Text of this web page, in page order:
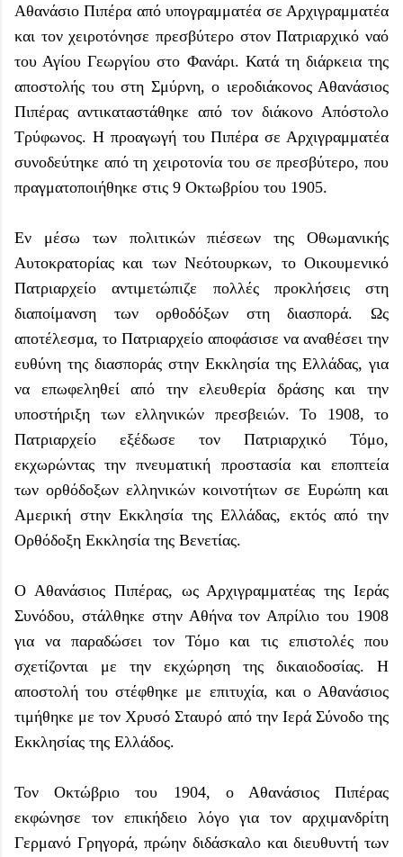
Αθανάσιο Πιπέρα από υπογραμματέα σε Αρχιγραμματέα
και τον χειροτόνησε πρεσβύτερο στον Πατριαρχικό ναό
του Αγίου Γεωργίου στο Φανάρι. Κατά τη διάρκεια της
αποστολής του στη Σμύρνη, ο ιεροδιάκονος Αθανάσιος
Πιπέρας αντικαταστάθηκε από τον διάκονο Απόστολο
Τρύφωνος. Η προαγωγή του Πιπέρα σε Αρχιγραμματέα
συνοδεύτηκε από τη χειροτονία του σε πρεσβύτερο, που
πραγματοποιήθηκε στις 9 Οκτωβρίου του 1905.
Εν μέσω των πολιτικών πιέσεων της Οθωμανικής
Αυτοκρατορίας και των Νεότουρκων, το Οικουμενικό
Πατριαρχείο αντιμετώπιζε πολλές προκλήσεις στη
διαποίμανση των ορθοδόξων στη διασπορά. Ως
αποτέλεσμα, το Πατριαρχείο αποφάσισε να αναθέσει την
ευθύνη της διασποράς στην Εκκλησία της Ελλάδας, για
να επωφεληθεί από την ελευθερία δράσης και την
υποστήριξη των ελληνικών πρεσβειών. Το 1908, το
Πατριαρχείο εξέδωσε τον Πατριαρχικό Τόμο,
εκχωρώντας την πνευματική προστασία και εποπτεία
των ορθόδοξων ελληνικών κοινοτήτων σε Ευρώπη και
Αμερική στην Εκκλησία της Ελλάδας, εκτός από την
Ορθόδοξη Εκκλησία της Βενετίας.
Ο Αθανάσιος Πιπέρας, ως Αρχιγραμματέας της Ιεράς
Συνόδου, στάλθηκε στην Αθήνα τον Απρίλιο του 1908
για να παραδώσει τον Τόμο και τις επιστολές που
σχετίζονται με την εκχώρηση της δικαιοδοσίας. Η
αποστολή του στέφθηκε με επιτυχία, και ο Αθανάσιος
τιμήθηκε με τον Χρυσό Σταυρό από την Ιερά Σύνοδο της
Εκκλησίας της Ελλάδος.
Τον Οκτώβριο του 1904, ο Αθανάσιος Πιπέρας
εκφώνησε τον επικήδειο λόγο για τον αρχιμανδρίτη
Γερμανό Γρηγορά, πρώην διδάσκαλο και διευθυντή των